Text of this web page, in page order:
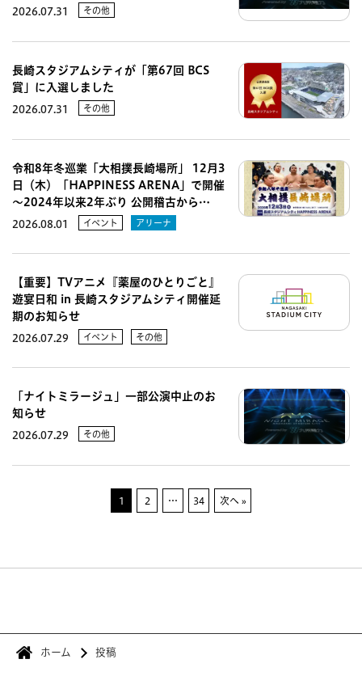
2026.07.31 その他
長崎スタジアムシティが「第67回 BCS
賞」に入選しました
2026.07.31 その他
令和8年冬巡業「大相撲長崎場所」 12月3
日（木）「HAPPINESS ARENA」で開催
～2024年以来2年ぶり 公開稽古から…
2026.08.01 イベント アリーナ
【重要】TVアニメ『薬屋のひとりごと』
遊宴日和 in 長崎スタジアムシティ開催延
期のお知らせ
2026.07.29 イベント その他
「ナイトミラージュ」一部公演中止のお
知らせ
2026.07.29 その他
1 2 … 34 次へ »
ホーム 投稿